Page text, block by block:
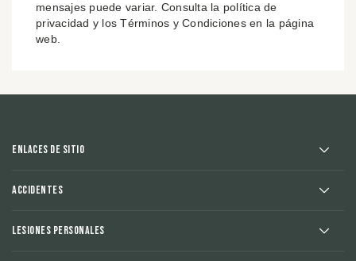
mensajes puede variar. Consulta la política de
privacidad y los Términos y Condiciones en la página
web.
Enlaces de sitio
Accidentes
Lesiones Personales